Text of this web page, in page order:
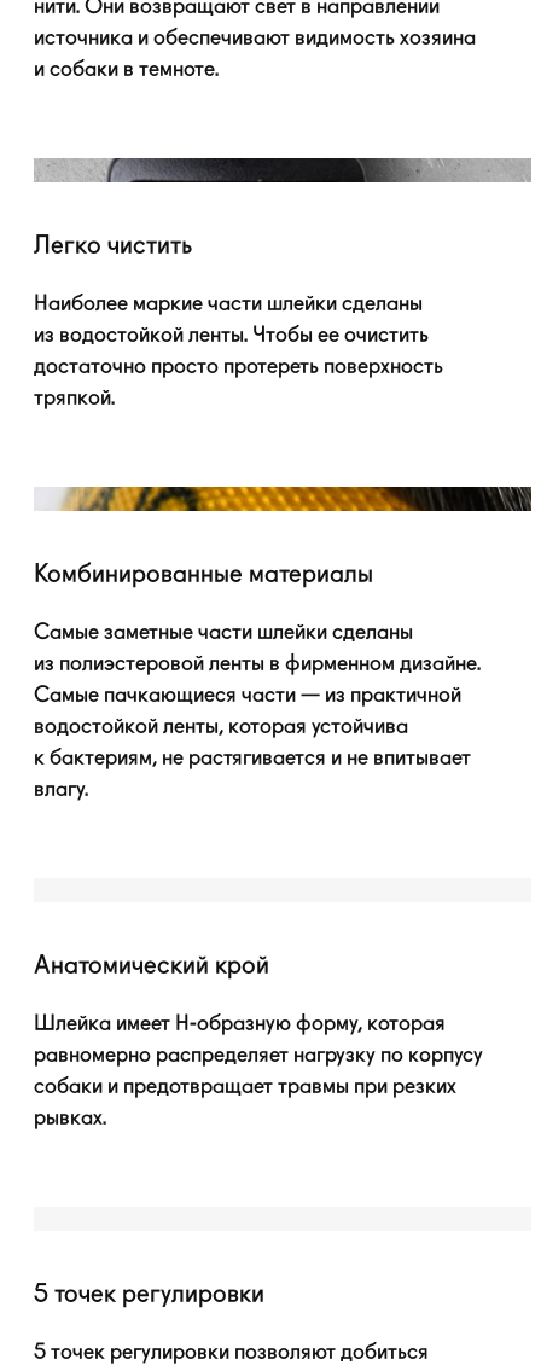
нити. Они возвращают свет в направлении
источника и обеспечивают видимость хозяина
и собаки в темноте.
Легко чистить
Наиболее маркие части шлейки сделаны
из водостойкой ленты. Чтобы ее очистить
достаточно просто протереть поверхность
тряпкой.
Комбинированные материалы
Самые заметные части шлейки сделаны
из полиэстеровой ленты в фирменном дизайне.
Самые пачкающиеся части — из практичной
водостойкой ленты, которая устойчива
к бактериям, не растягивается и не впитывает
влагу.
Анатомический крой
Шлейка имеет H-образную форму, которая
равномерно распределяет нагрузку по корпусу
собаки и предотвращает травмы при резких
рывках.
5 точек регулировки
5 точек регулировки позволяют добиться